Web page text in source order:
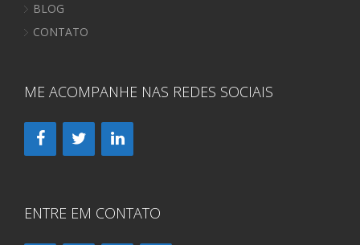
BLOG
CONTATO
ME ACOMPANHE NAS REDES SOCIAIS
ENTRE EM CONTATO